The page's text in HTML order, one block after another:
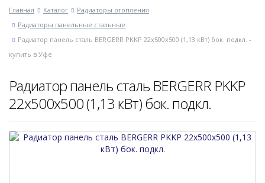
Главная Каталог
Радиаторы отопления
Радиаторы панельные стальные
Радиатор панель сталь BERGERR PKKP 22x500x500 (1,13 кВт) бок. подкл. -
купить в Уфе
Радиатор панель сталь BERGERR PKKP
22x500x500 (1,13 кВт) бок. подкл.